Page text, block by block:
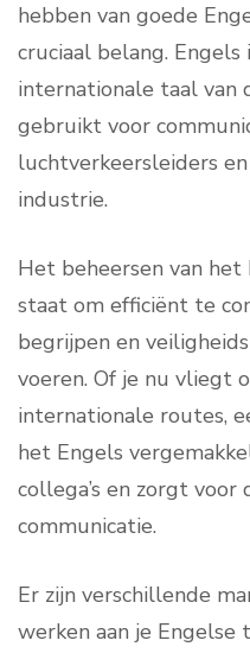
hebben van goede
cruciaal belang. Engels
internationale taal
gebruikt voor
luchtverkeersleiders
industrie.
Het beheersen van
staat om efficiënt te
begrijpen en
voeren. Of je nu vliegt
internationale routes,
het Engels
collega’s en zorgt
communicatie.
Er zijn verschillende
werken aan je Engelse